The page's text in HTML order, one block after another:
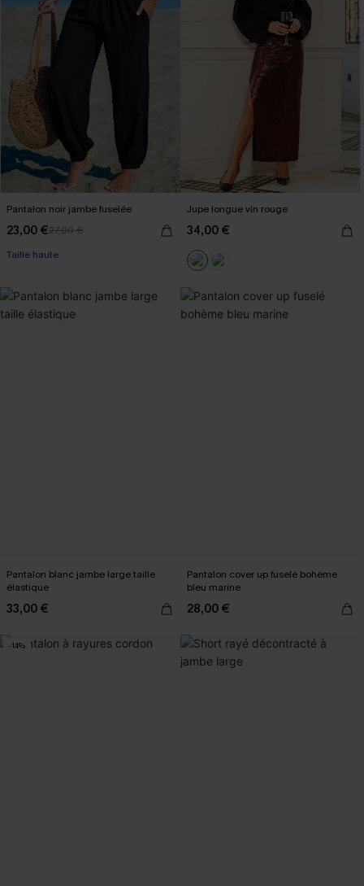
Pantalon noir jambe fuselée
23,00 €27,00 €
Taille haute
Jupe longue vin rouge
34,00 €
Pantalon blanc jambe large taille
élastique
33,00 €
Pantalon cover up fuselé bohème
bleu marine
28,00 €
-14%